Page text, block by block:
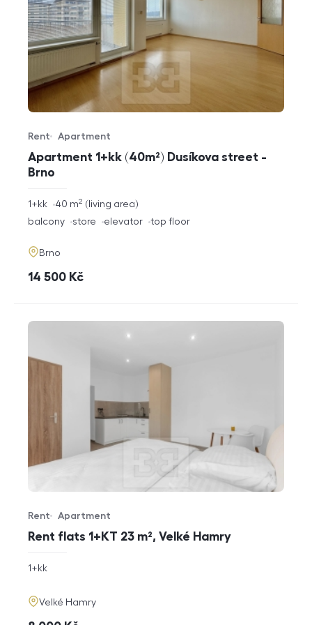
Apartment 1+kk (40m²) Dusíkova street -
Brno
Offer type
Rent
Property type
Apartment
rozměry
1+kk living area
40 m2
funkce
balcony store elevator top floor
adresa
Brno
cena
14 500 Kč
Rent flats 1+KT 23 m², Velké Hamry
Offer type
Rent
Property type
Apartment
rozměry
1+kk
adresa
Velké Hamry